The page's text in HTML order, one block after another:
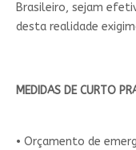
Brasileiro, sejam
desta realidade
MEDIDAS DE CURTO
• Orçamento de